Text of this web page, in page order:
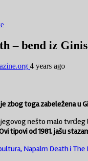
– bend iz
4 years ago
zbog toga zabeležena u
nešto malo tvrđeg
tipovi od 1981. jašu
Napalm Death i